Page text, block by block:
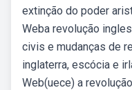
extinção do poder
Weba revolução
civis e mudanças de
inglaterra, escócia e
Web(uece) a